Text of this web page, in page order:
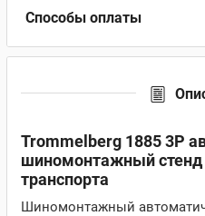
Способы оплаты
Trommelberg 1885 3P
шиномонтажный стенд
транспорта
Шиномонтажный